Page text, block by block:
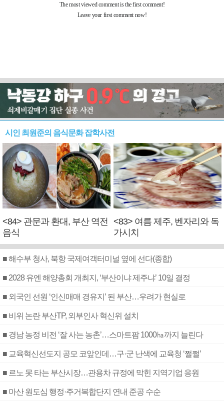
시인 최원준의 음식문화 잡학사전
<84> 관문과 환대, 부산 역전
음식
<83> 여름 제주, 벤자리와 독
가시치
■ 해수부 청사, 북항 국제여객터미널 옆에 선다(종합)
■ 2028 유엔 해양총회 개최지, ‘부산이냐 제주냐’ 10일 결정
■ 외국인 선원 ‘인신매매 경유지’ 된 부산…우려가 현실로
■ 비위 논란 부산TP, 외부인사 혁신위 설치
■ 경남 농정 비전 ‘잘 사는 농촌’…스마트팜 1000㏊까지 늘린다
■ 교육혁신선도지 공모 코앞인데…구·군 난색에 교육청 ‘쩔쩔’
■ 르노 못 타는 부산시장…관용차 규정에 막힌 지역기업 응원
■ 마산 원도심 행정·주거복합단지 연내 준공 수순